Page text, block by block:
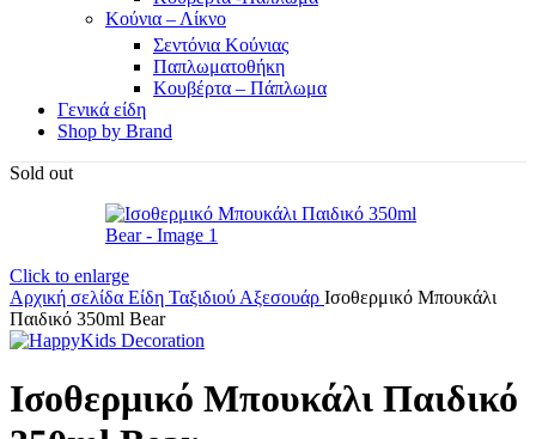
Κούνια – Λίκνο
Σεντόνια Κούνιας
Παπλωματοθήκη
Κουβέρτα – Πάπλωμα
Γενικά είδη
Shop by Brand
Sold out
Click to enlarge
Αρχική σελίδα Είδη Ταξιδιού Αξεσουάρ Ισοθερμικό Μπουκάλι
Παιδικό 350ml Bear
Ισοθερμικό Μπουκάλι Παιδικό